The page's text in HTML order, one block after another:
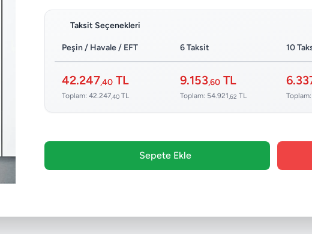
Taksit Seçenekleri
Peşin / Havale / EFT 6 Taksit 10
42.247,40 TL
Toplam: 42.247,40 TL
9.153,60 TL
Toplam: 54.921 ,62 TL
Sepete Ekle